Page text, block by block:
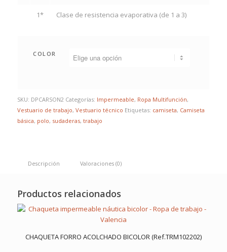
1* Clase de resistencia evaporativa (de 1 a 3)
COLOR
SKU: DPCARSON2 Categorías: Impermeable, Ropa Multifunción,
Vestuario de trabajo, Vestuario técnico Etiquetas: camiseta, Camiseta
básica, polo, sudaderas, trabajo
Descripción Valoraciones (0)
Productos relacionados
CHAQUETA FORRO ACOLCHADO BICOLOR (Ref.TRM102202)